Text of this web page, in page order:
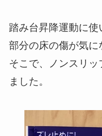
踏み台昇降運動に
部分の床の傷が気に
そこで、ノンスリ
ました。